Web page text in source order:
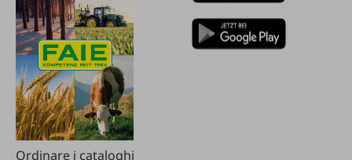
Ordinare i cataloghi